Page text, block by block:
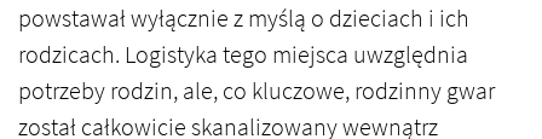
powstawał wyłącznie z myślą o dzieciach i ich
rodzicach. Logistyka tego miejsca uwzględnia
potrzeby rodzin, ale, co kluczowe, rodzinny gwar
został całkowicie skanalizowany wewnątrz